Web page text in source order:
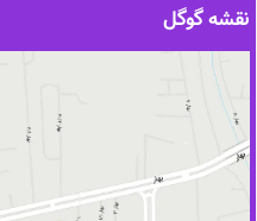
نقشه گوگل